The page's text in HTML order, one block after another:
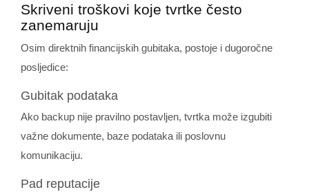
Skriveni troškovi koje tvrtke često
zanemaruju
Osim direktnih financijskih gubitaka, postoje i dugoročne
posljedice:
Gubitak podataka
Ako backup nije pravilno postavljen, tvrtka može izgubiti
važne dokumente, baze podataka ili poslovnu
komunikaciju.
Pad reputacije